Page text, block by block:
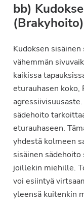
bb)
(Brakyhoito)
Kudoksen
vähemmän
kaikissa
eturauhasen koko,
sädehoito
eturauhaseen.
yhdestä kolmeen
sisäinen
joillekin miehille.
voi esiintyä
yleensä kuitenkin